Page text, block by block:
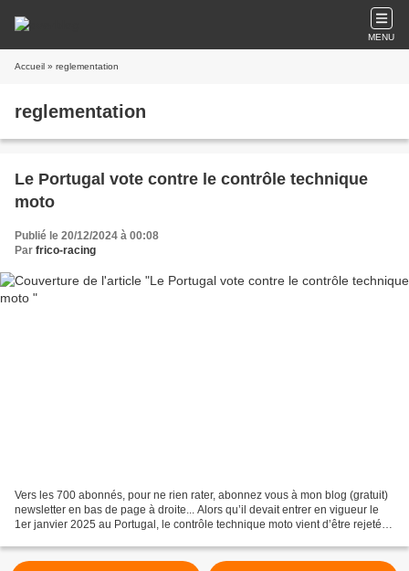
MENU
Accueil » reglementation
reglementation
Le Portugal vote contre le contrôle technique
moto
Publié le 20/12/2024 à 00:08
Par frico-racing
Vers les 700 abonnés, pour ne rien rater, abonnez vous à mon blog (gratuit)
newsletter en bas de page à droite... Alors qu’il devait entrer en vigueur le
1er janvier 2025 au Portugal, le contrôle technique moto vient d’être rejeté